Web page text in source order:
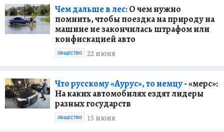
Чем дальше в лес:О чем нужно
помнить, чтобы поездка на природу на
машине не закончилась штрафом или
конфискацией авто
22 июня
ОБЩЕСТВО
Что русскому «Аурус», то немцу- «мерс»:
На каких автомобилях ездят лидеры
разных государств
15 июня
ОБЩЕСТВО